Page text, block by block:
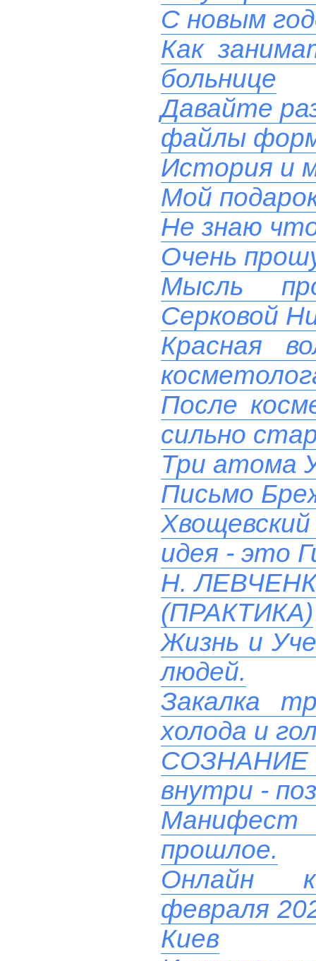
С новым
Как
больнице
Давайте
файлы
История и
Мой
Не знаю
Очень
Мысль
Серковой
Красная
После
сильно
Три атома
Письмо
идея - это
Н.
(ПРАКТИКА)
Жизнь и
людей.
Закалка
холода и
внутри -
прошлое.
Онлайн
февраля
Киев